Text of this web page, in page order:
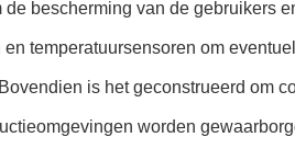
bescherming van de gebruikers
temperatuursensoren om
is het geconstrueerd om
worden